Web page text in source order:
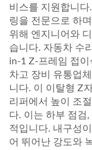
비스를 지원합니
링을 전문으로 하
위해 엔지니어와
습니다. 자동차 수
in-1 Z-프레임 접
차고 장비 유통업
니다. 이 이탈형 Z
리퍼에서 높이 조
다. 이는 하부 점검
적입니다. 내구성
어 뛰어난 강도와